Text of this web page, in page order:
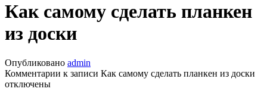
Как самому сделать планкен
из доски
Опубликовано admin
Комментарии к записи Как самому сделать планкен из доски
отключены